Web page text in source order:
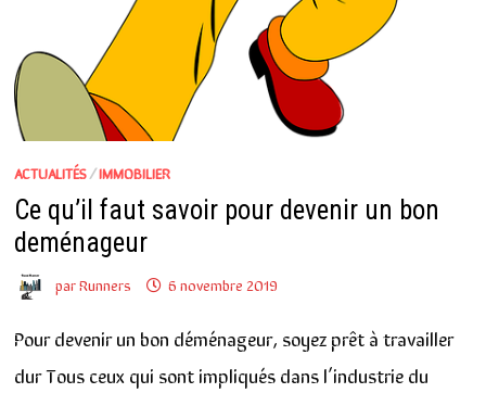
ACTUALITÉS/IMMOBILIER
Ce qu’il faut savoir pour devenir un bon
deménageur
parRunners 6 novembre 2019
Pour devenir un bon déménageur, soyez prêt à travailler
dur Tous ceux qui sont impliqués dans l’industrie du